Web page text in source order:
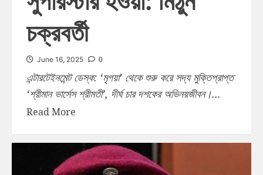
চক্রবর্তী
June 16, 2025 0
এন্টারটেইনমেন্ট ডেস্ক: ‘মৃগয়া’ থেকে শুরু করে সদ্য মুক্তিপ্রাপ্ত
‘শ্রীমান ভার্সেস শ্রীমতী’, দীর্ঘ চার দশকের অভিনয়জীবন।...
Read More